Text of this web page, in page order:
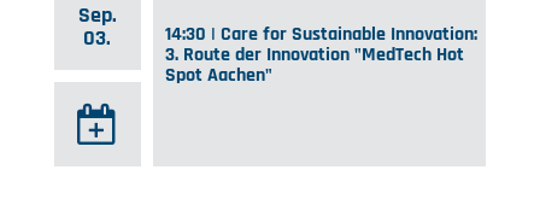
Sep.
03.
14:30 | Care for Sustainable Innovation:
3. Route der Innovation "MedTech Hot
Spot Aachen"